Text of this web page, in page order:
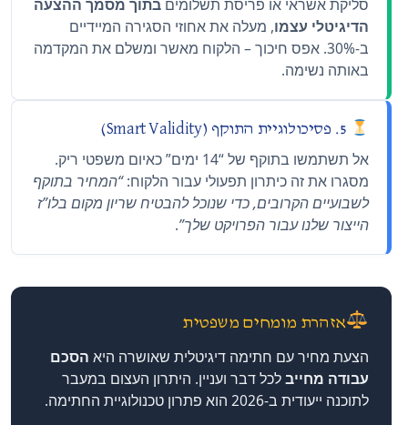
סליקת אשראי או פריסת תשלומיםבתוך מסמך ההצעה
הדיגיטלי עצמו, מעלה את אחוזי הסגירה המיידיים
ב-30%. אפס חיכוך – הלקוח מאשר ומשלם את המקדמה
באותה נשימה.
אל תשתמשו בתוקף של “14 ימים” כאיום משפטי ריק.
מסגרו את זה כיתרון תפעולי עבור הלקוח:“המחיר בתוקף
לשבועיים הקרובים, כדי שנוכל להבטיח שריון מקום בלו”ז
הייצור שלנו עבור הפרויקט שלך”.
אזהרת מומחים משפטית
הצעת מחיר עם חתימה דיגיטלית שאושרה היא הסכם
עבודה מחייבלכל דבר ועניין. היתרון העצום במעבר
לתוכנה ייעודית ב-2026 הוא פתרון טכנולוגיית החתימה.